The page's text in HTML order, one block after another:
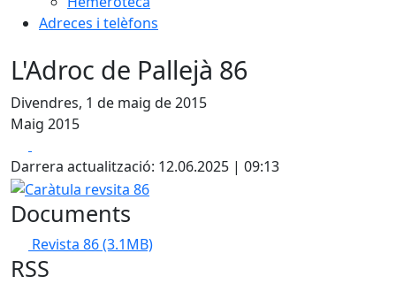
Adreces i telèfons
L'Adroc de Pallejà 86
Divendres, 1 de maig de 2015
Maig 2015
Darrera actualització: 12.06.2025 | 09:13
Caràtula revsita 86
Documents
Revista 86(3.1MB)
RSS